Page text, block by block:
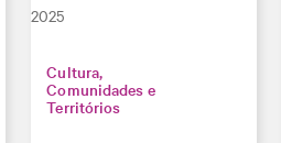
2025
Cultura
Comunidades e
Territórios